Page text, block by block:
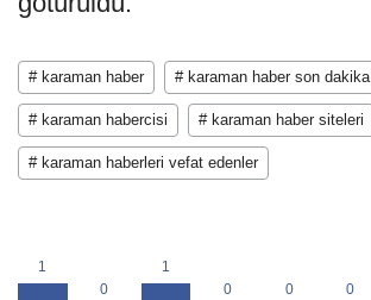
# karaman haber # karaman haber son dakika
# karaman habercisi # karaman haber siteleri
# karaman haberleri vefat edenler